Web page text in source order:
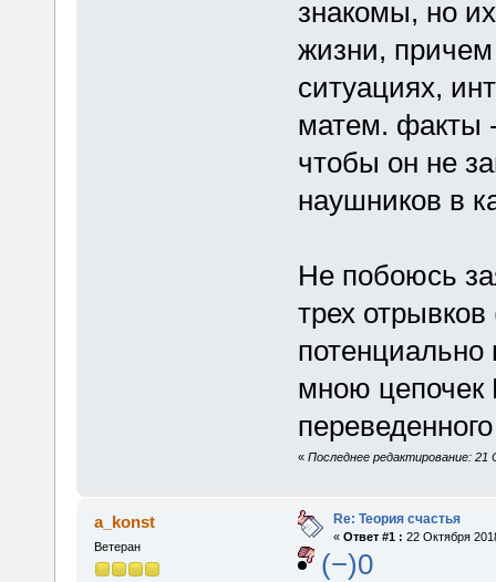
знакомы, но
жизни,
ситуациях,
матем. факты
чтобы он не
наушников в
Не побоюсь
трех
потенциально
мною цепочек
« Последнее редактирование:
a_konst
Ветеран
Re: Теория счастья
« Ответ #1 : 22 Октября
(−)0